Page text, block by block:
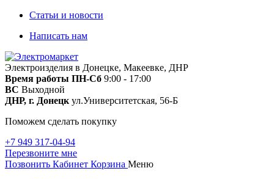
Статьи и новости
Написать нам
Электроизделия в Донецке, Макеевке, ДНР
Время работы ПН-Сб 9:00 - 17:00
ВС Выходной
ДНР, г. Донецк ул.Университетская, 56-Б
Поможем сделать покупку
+7 949 317-04-94
Перезвоните мне
Позвонить Кабинет Корзина Меню